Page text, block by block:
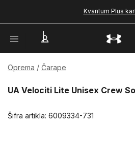
Kvantum Plus
Oprema Čarape
UA Velociti Lite Unisex Crew
Šifra artikla: 6009334-731